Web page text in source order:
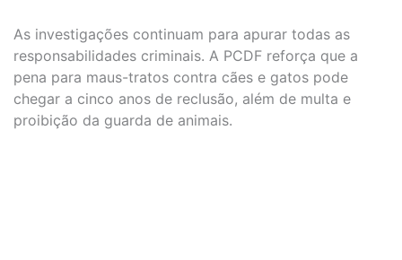
As investigações continuam para apurar todas as
responsabilidades criminais. A PCDF reforça que a
pena para maus-tratos contra cães e gatos pode
chegar a cinco anos de reclusão, além de multa e
proibição da guarda de animais.